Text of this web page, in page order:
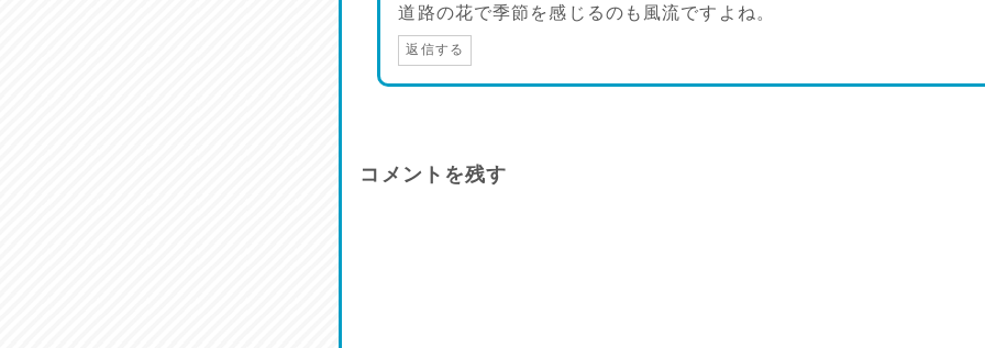
道路の花で季節を感じるのも風流ですよね。
返信する
コメントを残す